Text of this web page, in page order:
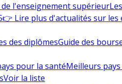
l'enseignement supérieur
👉 Lire plus d'actualités sur
des diplômesGuide des
pour la santéMeilleurs
Voir la liste